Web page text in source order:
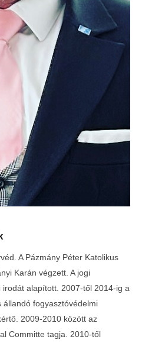
A Pázmány Péter Katolikus
Karán végzett. A jogi
alapított. 2007-től 2014-ig a
állandó fogyasztóvédelmi
2009-2010 között az
Committe tagja. 2010-től